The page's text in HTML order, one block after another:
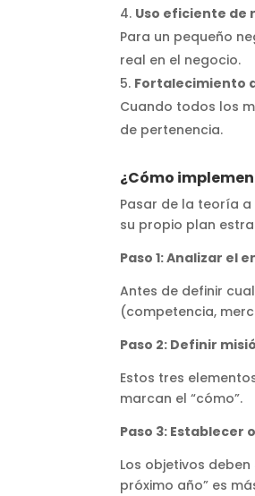
Uso eficiente de
Para un pequeño
real en el negocio.
Fortalecimiento
Cuando todos los
de pertenencia.
¿Cómo
Pasar de la teoría
su propio plan
Paso 1: Analizar el
Antes de definir
(competencia,
Paso 2: Definir
Estos tres
marcan el “cómo”.
Paso 3: Establecer
Los objetivos
próximo año” es